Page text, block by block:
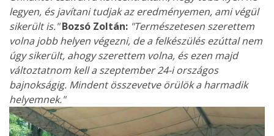
legyen, és javítani tudjak az eredményemen, ami végül
sikerült is." Bozsó Zoltán: "Természetesen szerettem
volna jobb helyen végezni, de a felkészülés ezúttal nem
úgy sikerült, ahogy szerettem volna, és ezen majd
változtatnom kell a szeptember 24-i országos
bajnokságig. Mindent összevetve örülök a harmadik
helyemnek."